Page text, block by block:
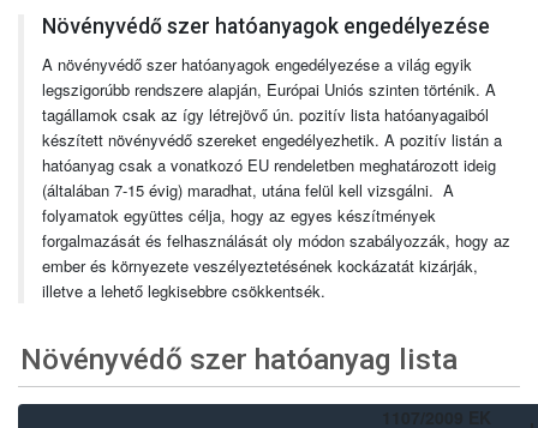
Növényvédő szer hatóanyagok engedélyezése
A növényvédő szer hatóanyagok engedélyezése a világ egyik
legszigorúbb rendszere alapján, Európai Uniós szinten történik. A
tagállamok csak az így létrejövő ún. pozitív lista hatóanyagaiból
készített növényvédő szereket engedélyezhetik. A pozitív listán a
hatóanyag csak a vonatkozó EU rendeletben meghatározott ideig
(általában 7-15 évig) maradhat, utána felül kell vizsgálni. A
folyamatok együttes célja, hogy az egyes készítmények
forgalmazását és felhasználását oly módon szabályozzák, hogy az
ember és környezete veszélyeztetésének kockázatát kizárják,
illetve a lehető legkisebbre csökkentsék.
Növényvédő szer hatóanyag lista